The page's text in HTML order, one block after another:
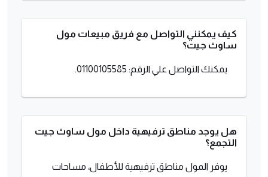
كيف يمكنني التواصل مع فريق مبيعات مول
ساوث جيت؟
يمكنك التواصل علي الرقم: 01100105585.
هل يوجد مناطق ترفيهية داخل مول ساوث جيت
التجمع؟
يوفر المول مناطق ترفيهية للأطفال، مساحات